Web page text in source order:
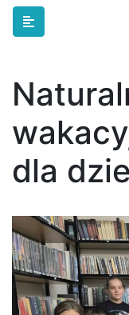
Skip to main content
dla